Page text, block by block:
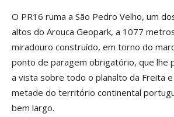
O PR16 ruma a São Pedro Velho, um
altos do Arouca Geopark, a 1077
miradouro construído, em torno do
ponto de paragem obrigatório, que lhe
a vista sobre todo o planalto da Freita
metade do território continental
bem largo.